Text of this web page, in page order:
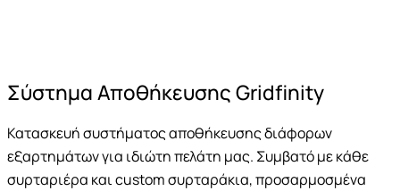
Σύστημα Αποθήκευσης Gridfinity
Κατασκευή συστήματος αποθήκευσης διάφορων
εξαρτημάτων για ιδιώτη πελάτη μας. Συμβατό με κάθε
συρταριέρα και custom συρταράκια, προσαρμοσμένα